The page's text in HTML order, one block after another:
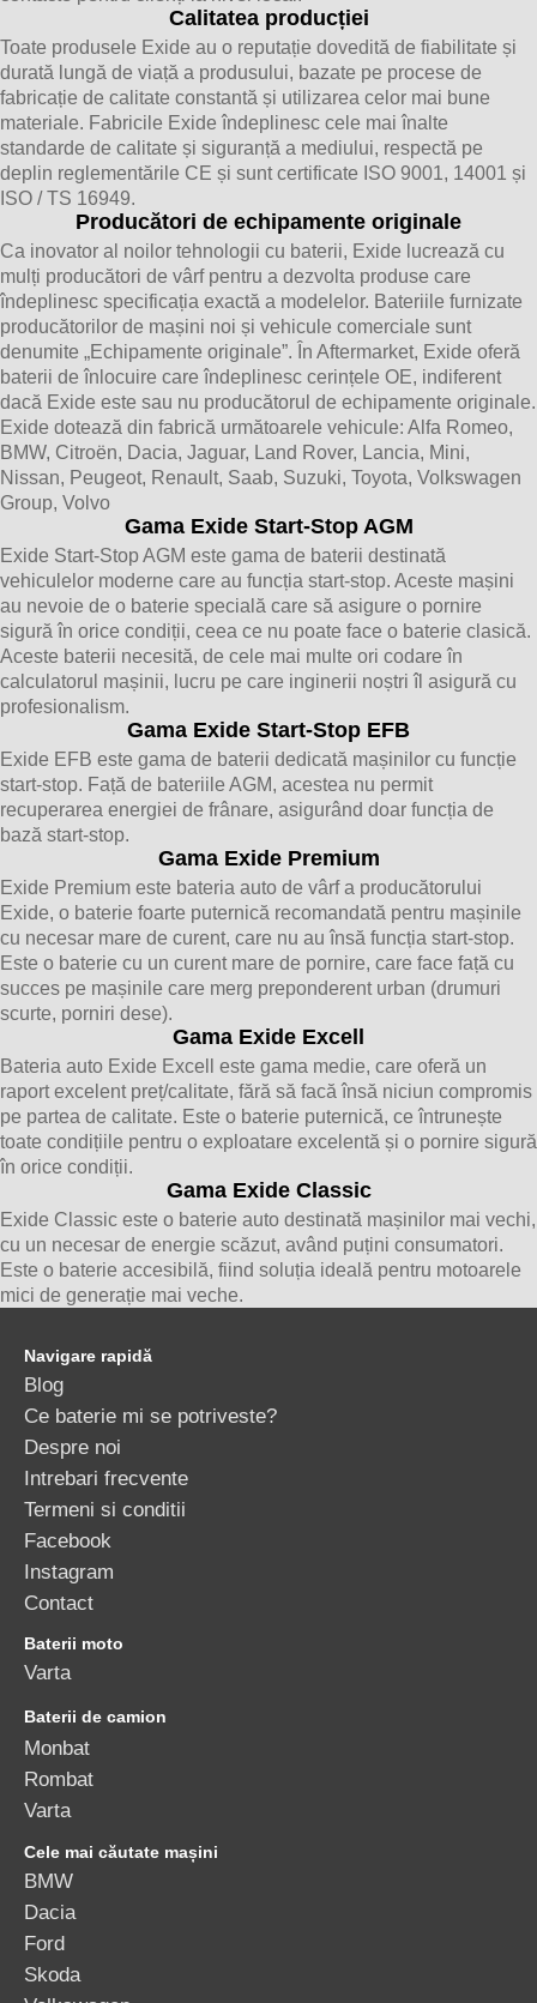
Calitatea producției
Toate produsele Exide au o reputație dovedită de fiabilitate și
durată lungă de viață a produsului, bazate pe procese de
fabricație de calitate constantă și utilizarea celor mai bune
materiale. Fabricile Exide îndeplinesc cele mai înalte
standarde de calitate și siguranță a mediului, respectă pe
deplin reglementările CE și sunt certificate ISO 9001, 14001 și
ISO / TS 16949.
Producători de echipamente originale
Ca inovator al noilor tehnologii cu baterii, Exide lucrează cu
mulți producători de vârf pentru a dezvolta produse care
îndeplinesc specificația exactă a modelelor. Bateriile furnizate
producătorilor de mașini noi și vehicule comerciale sunt
denumite „Echipamente originale”. În Aftermarket, Exide oferă
baterii de înlocuire care îndeplinesc cerințele OE, indiferent
dacă Exide este sau nu producătorul de echipamente originale.
Exide dotează din fabrică următoarele vehicule: Alfa Romeo,
BMW, Citroën, Dacia, Jaguar, Land Rover, Lancia, Mini,
Nissan, Peugeot, Renault, Saab, Suzuki, Toyota, Volkswagen
Group, Volvo
Gama Exide Start-Stop AGM
Exide Start-Stop AGM este gama de baterii destinată
vehiculelor moderne care au funcția start-stop. Aceste mașini
au nevoie de o baterie specială care să asigure o pornire
sigură în orice condiții, ceea ce nu poate face o baterie clasică.
Aceste baterii necesită, de cele mai multe ori codare în
calculatorul mașinii, lucru pe care inginerii noștri îl asigură cu
profesionalism.
Gama Exide Start-Stop EFB
Exide EFB este gama de baterii dedicată mașinilor cu funcție
start-stop. Față de bateriile AGM, acestea nu permit
recuperarea energiei de frânare, asigurând doar funcția de
bază start-stop.
Gama Exide Premium
Exide Premium este bateria auto de vârf a producătorului
Exide, o baterie foarte puternică recomandată pentru mașinile
cu necesar mare de curent, care nu au însă funcția start-stop.
Este o baterie cu un curent mare de pornire, care face față cu
succes pe mașinile care merg preponderent urban (drumuri
scurte, porniri dese).
Gama Exide Excell
Bateria auto Exide Excell este gama medie, care oferă un
raport excelent preț/calitate, fără să facă însă niciun compromis
pe partea de calitate. Este o baterie puternică, ce întrunește
toate condițiile pentru o exploatare excelentă și o pornire sigură
în orice condiții.
Gama Exide Classic
Exide Classic este o baterie auto destinată mașinilor mai vechi,
cu un necesar de energie scăzut, având puțini consumatori.
Este o baterie accesibilă, fiind soluția ideală pentru motoarele
mici de generație mai veche.
Navigare rapidă
Blog
Ce baterie mi se potriveste?
Despre noi
Intrebari frecvente
Termeni si conditii
Facebook
Instagram
Contact
Baterii moto
Varta
Baterii de camion
Monbat
Rombat
Varta
Cele mai căutate mașini
BMW
Dacia
Ford
Skoda